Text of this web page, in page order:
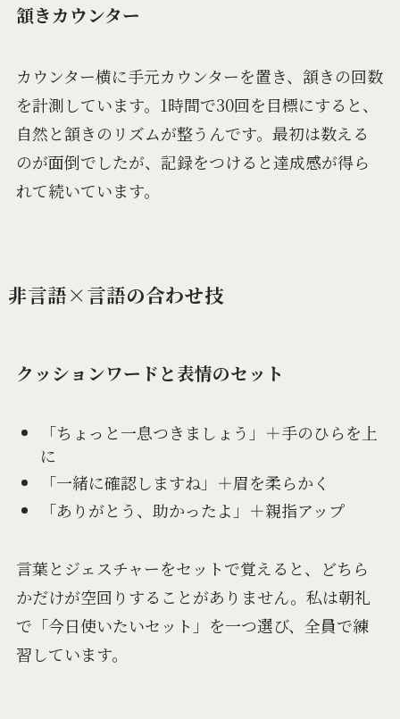
頷きカウンター
カウンター横に手元カウンターを置き、頷きの回数
を計測しています。1時間で30回を目標にすると、
自然と頷きのリズムが整うんです。最初は数える
のが面倒でしたが、記録をつけると達成感が得ら
れて続いています。
非言語×言語の合わせ技
クッションワードと表情のセット
「ちょっと一息つきましょう」＋手のひらを上
に
「一緒に確認しますね」＋眉を柔らかく
「ありがとう、助かったよ」＋親指アップ
言葉とジェスチャーをセットで覚えると、どちら
かだけが空回りすることがありません。私は朝礼
で「今日使いたいセット」を一つ選び、全員で練
習しています。